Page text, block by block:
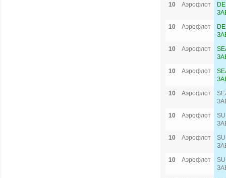
10
Аэрофлот
10
Аэрофлот
10
Аэрофлот
10
Аэрофлот
10
Аэрофлот
10
Аэрофлот
10
Аэрофлот
10
Аэрофлот